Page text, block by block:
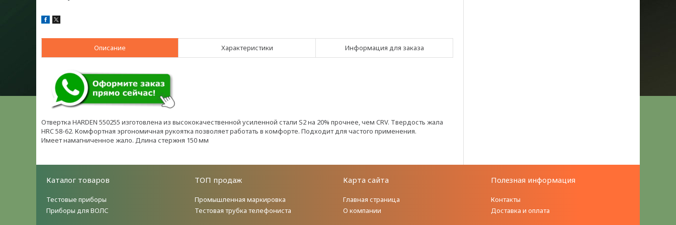
Описание Характеристики Информация для заказа
Отвертка HARDEN 550255 изготовлена из высококачественной усиленной стали S2 на 20% прочнее, чем CRV. Твердость жала
HRC 58-62. Комфортная эргономичная рукоятка позволяет работать в комфорте. Подходит для частого применения.
Имеет намагниченное жало. Длина стержня 150 мм
Каталог товаров
Тестовые приборы
Приборы для ВОЛС
ТОП продаж
Промышленная маркировка
Тестовая трубка телефониста
Карта сайта
Главная страница
О компании
Полезная информация
Контакты
Доставка и оплата